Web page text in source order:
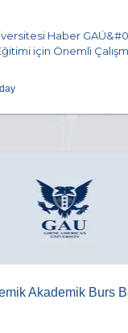
Haber
için Önemli
Akademik Burs